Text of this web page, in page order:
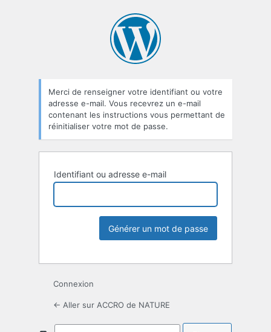
Merci de renseigner votre identifiant ou votre
adresse e-mail. Vous recevrez un e-mail
contenant les instructions vous permettant de
réinitialiser votre mot de passe.
Identifiant ou adresse e-mail
Connexion
← Aller sur ACCRO de NATURE